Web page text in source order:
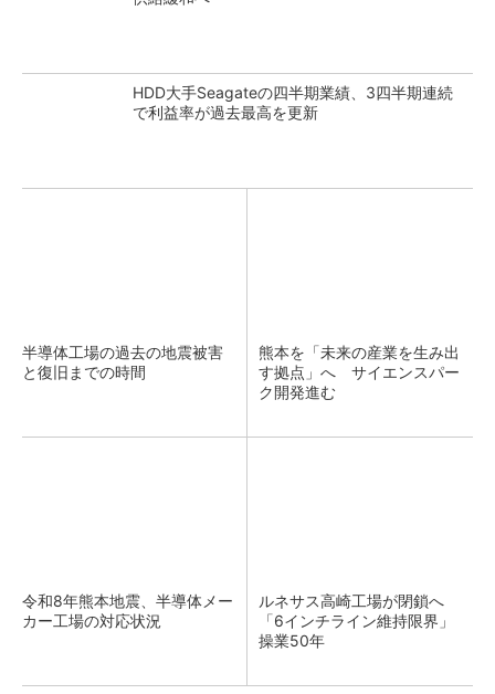
HDD大手Seagateの四半期業績、3四半期連続
で利益率が過去最高を更新
半導体工場の過去の地震被害
と復旧までの時間
熊本を「未来の産業を生み出
す拠点」へ サイエンスパー
ク開発進む
令和8年熊本地震、半導体メー
カー工場の対応状況
ルネサス高崎工場が閉鎖へ
「6インチライン維持限界」
操業50年